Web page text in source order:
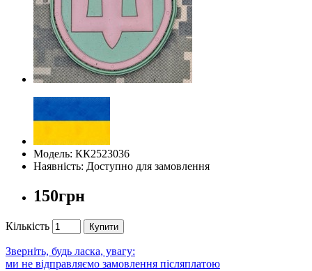
Модель: КК2523036
Наявність: Доступно для замовлення
150грн
Кількість Купити
Зверніть, будь ласка, увагу:
ми не відправляємо замовлення післяплатою